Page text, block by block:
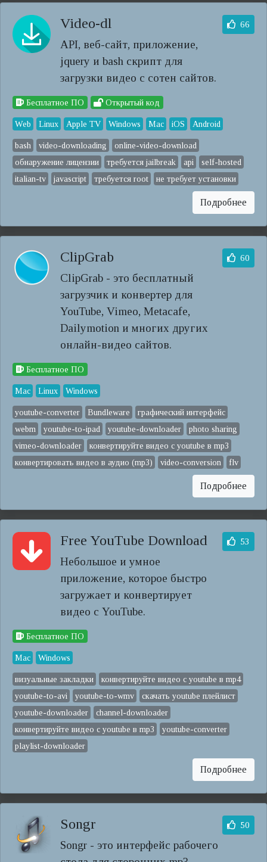
Video-dl
API, веб-сайт, приложение,
jquery и bash скрипт для
загрузки видео с сотен сайтов.
66
Бесплатное ПО Открытый код
Web Linux Apple TV Windows Mac iOS Android
bash video-downloading
online-video-download
обнаружение лицензии
требуется jailbreak api
self-hosted
italian-tv
javascript требуется root не требует установки
Подробнее
ClipGrab
ClipGrab - это бесплатный
загрузчик и конвертер для
YouTube, Vimeo, Metacafe,
Dailymotion и многих других
онлайн-видео сайтов.
60
Бесплатное ПО
Mac Linux Windows
youtube-converter Bundleware
графический интерфейс
webm
youtube-to-ipad youtube-downloader
photo sharing
vimeo-downloader
конвертируйте видео с youtube в mp3
конвертировать видео в аудио (mp3)
video-conversion flv
Подробнее
Free YouTube Download
Небольшое и умное
приложение, которое быстро
загружает и конвертирует
видео с YouTube.
53
Бесплатное ПО
Mac Windows
визуальные закладки
конвертируйте видео с youtube в mp4
youtube-to-avi
youtube-to-wmv
скачать youtube плейлист
youtube-downloader
channel-downloader
конвертируйте видео с youtube в mp3
youtube-converter
playlist-downloader
Подробнее
Songr
Songr - это интерфейс рабочего
50